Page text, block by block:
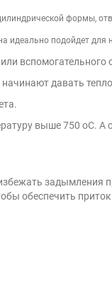
формы,
идеально подойдет
вспомогательного
давать тепло
выше 750 оС. А
задымления
обеспечить